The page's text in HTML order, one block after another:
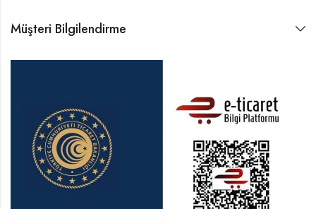
Müşteri Bilgilendirme